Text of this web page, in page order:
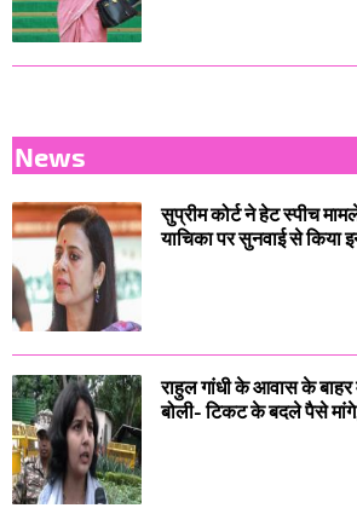
News
सुप्रीम कोर्ट ने हेट स्पीच
याचिका पर सुनवाई से किया
राहुल गांधी के आवास के बाहर
बोली- टिकट के बदले पैसे